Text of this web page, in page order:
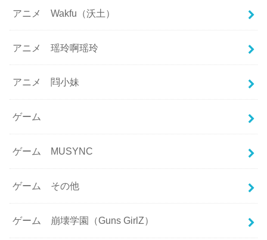
アニメ Wakfu（沃土）
アニメ 瑶玲啊瑶玲
アニメ 閰小妹
ゲーム
ゲーム MUSYNC
ゲーム その他
ゲーム 崩壊学園（Guns GirlZ）